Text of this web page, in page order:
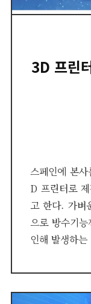
3D 프린
스페인에 본
D 프린터로
고 한다. 가벼
으로 방수기
인해 발생하